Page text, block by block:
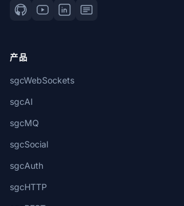
产品
sgcWebSockets
sgcAI
sgcMQ
sgcSocial
sgcAuth
sgcHTTP